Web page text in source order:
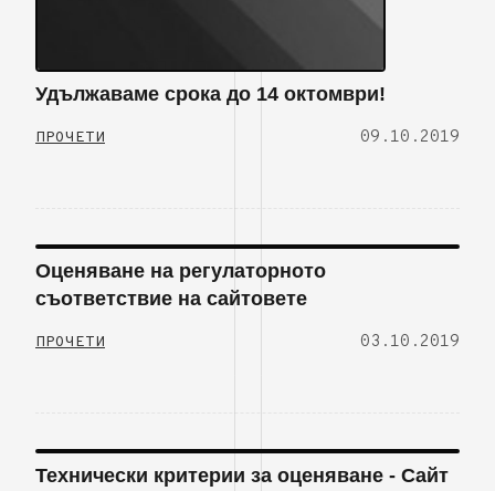
Удължаваме срока до 14 октомври!
ПРОЧЕТИ 09.10.2019
Оценяване на регулаторното
съответствие на сайтовете
ПРОЧЕТИ 03.10.2019
Технически критерии за оценяване - Сайт